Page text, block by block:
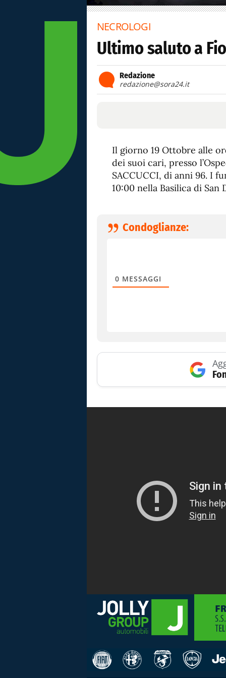
NECROLOGI
Ultimo saluto a
Redazione
redazione@sora24.it
Il giorno 19 Ottobre alle
dei suoi cari, presso
SACCUCCI, di anni 96. I
10:00 nella Basilica di San
Condoglianze:
0 MESSAGGI